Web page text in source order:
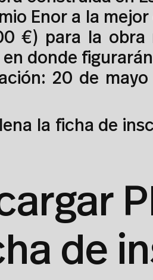
Enor a la
€) para la
donde
20 de
la ficha de
de